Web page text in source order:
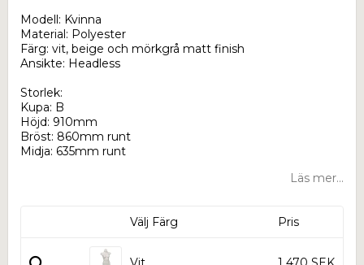
Modell: Kvinna
Material: Polyester
Färg: vit, beige och mörkgrå matt finish
Ansikte: Headless
Storlek:
Kupa: B
Höjd: 910mm
Bröst: 860mm runt
Midja: 635mm runt
Läs mer...
Välj Färg Pris